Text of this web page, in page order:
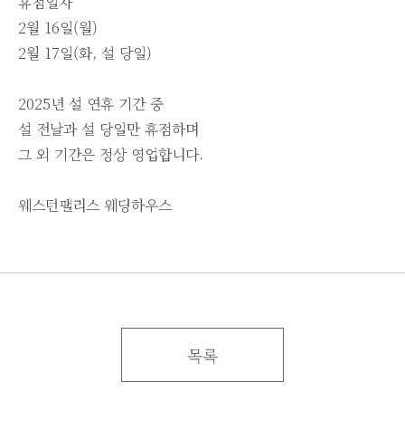
2월 16일(월)
2월 17일(화, 설 당일)
2025년 설 연휴 기간 중
설 전날과 설 당일만 휴점하며
그 외 기간은 정상 영업합니다.
웨스턴팰리스 웨딩하우스
목록